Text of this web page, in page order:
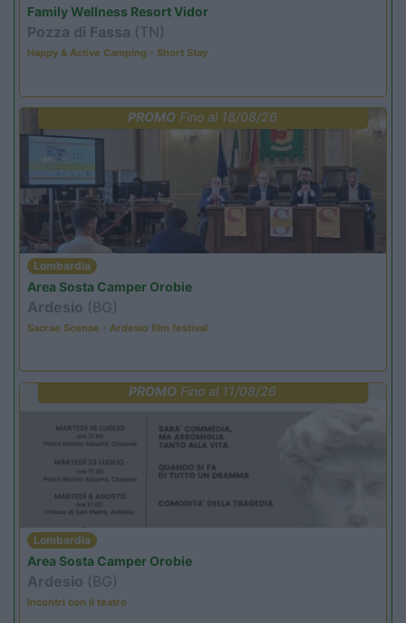
Family Wellness Resort Vidor
Pozza di Fassa (TN)
Happy & Active Camping - Short Stay
PROMO Fino al 18/08/26
Lombardia
Area Sosta Camper Orobie
Ardesio (BG)
Sacrae Scenae - Ardesio film festival
PROMO Fino al 11/08/26
Lombardia
Area Sosta Camper Orobie
Ardesio (BG)
Incontri con il teatro